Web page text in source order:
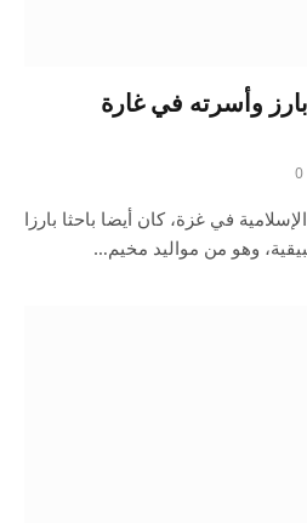
وأسرته في غارة
0
في غزة، كان أيضا باحثا بارزا
وهو من مواليد مخيم…